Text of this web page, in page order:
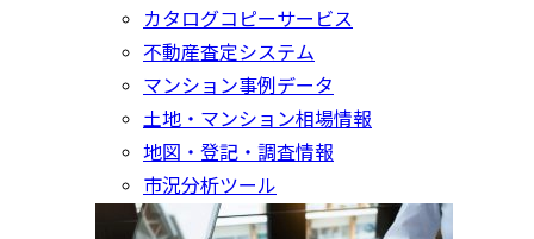
カタログコピーサービス
不動産査定システム
マンション事例データ
土地・マンション相場情報
地図・登記・調査情報
市況分析ツール